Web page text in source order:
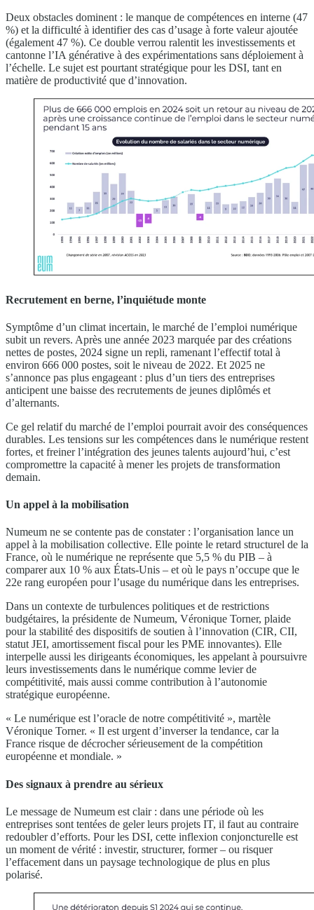
Deux obstacles dominent : le manque de compétences en interne (47
%) et la difficulté à identifier des cas d’usage à forte valeur ajoutée
(également 47 %). Ce double verrou ralentit les investissements et
cantonne l’IA générative à des expérimentations sans déploiement à
l’échelle. Le sujet est pourtant stratégique pour les DSI, tant en
matière de productivité que d’innovation.
Recrutement en berne, l’inquiétude monte
Symptôme d’un climat incertain, le marché de l’emploi numérique
subit un revers. Après une année 2023 marquée par des créations
nettes de postes, 2024 signe un repli, ramenant l’effectif total à
environ 666 000 postes, soit le niveau de 2022. Et 2025 ne
s’annonce pas plus engageant : plus d’un tiers des entreprises
anticipent une baisse des recrutements de jeunes diplômés et
d’alternants.
Ce gel relatif du marché de l’emploi pourrait avoir des conséquences
durables. Les tensions sur les compétences dans le numérique restent
fortes, et freiner l’intégration des jeunes talents aujourd’hui, c’est
compromettre la capacité à mener les projets de transformation
demain.
Un appel à la mobilisation
Numeum ne se contente pas de constater : l’organisation lance un
appel à la mobilisation collective. Elle pointe le retard structurel de la
France, où le numérique ne représente que 5,5 % du PIB – à
comparer aux 10 % aux États-Unis – et où le pays n’occupe que le
22e rang européen pour l’usage du numérique dans les entreprises.
Dans un contexte de turbulences politiques et de restrictions
budgétaires, la présidente de Numeum, Véronique Torner, plaide
pour la stabilité des dispositifs de soutien à l’innovation (CIR, CII,
statut JEI, amortissement fiscal pour les PME innovantes). Elle
interpelle aussi les dirigeants économiques, les appelant à poursuivre
leurs investissements dans le numérique comme levier de
compétitivité, mais aussi comme contribution à l’autonomie
stratégique européenne.
« Le numérique est l’oracle de notre compétitivité », martèle
Véronique Torner. « Il est urgent d’inverser la tendance, car la
France risque de décrocher sérieusement de la compétition
européenne et mondiale. »
Des signaux à prendre au sérieux
Le message de Numeum est clair : dans une période où les
entreprises sont tentées de geler leurs projets IT, il faut au contraire
redoubler d’efforts. Pour les DSI, cette inflexion conjoncturelle est
un moment de vérité : investir, structurer, former – ou risquer
l’effacement dans un paysage technologique de plus en plus
polarisé.